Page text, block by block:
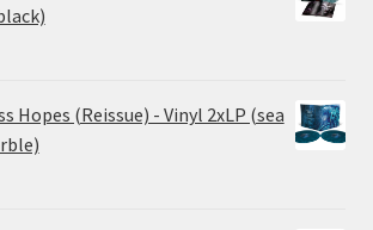
24.00 €
through
Hopes (Reissue) - Vinyl 2xLP (sea